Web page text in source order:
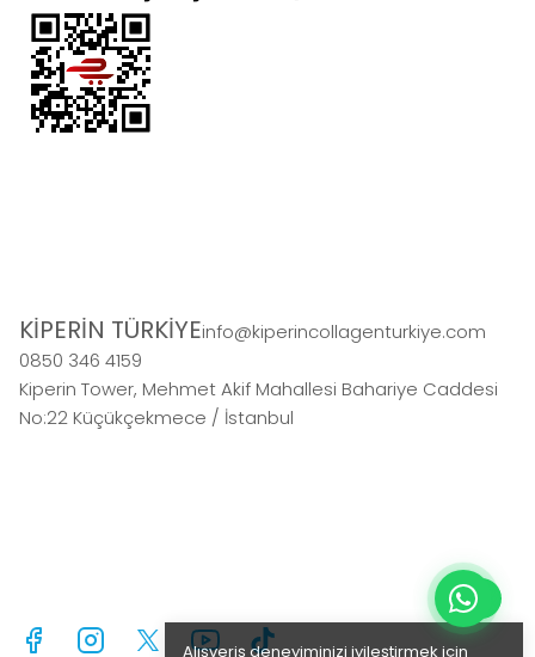
Alışveriş deneyiminizi iyileştirmek için
KİPERİN TÜRKİYEinfo@kiperincollagenturkiye.com
0850 346 4159
Kiperin Tower, Mehmet Akif Mahallesi Bahariye Caddesi
No:22 Küçükçekmece / İstanbul